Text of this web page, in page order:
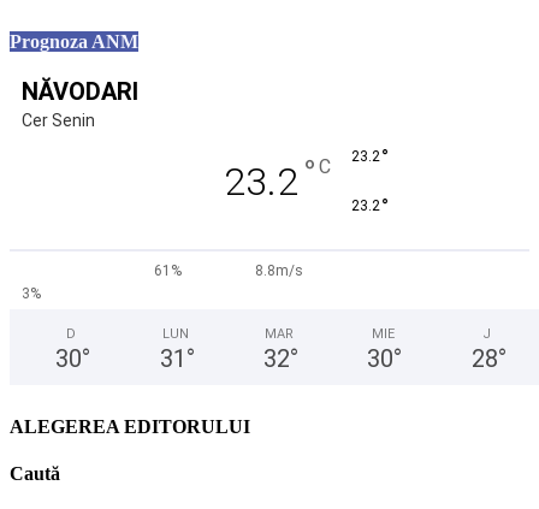
Prognoza ANM
NĂVODARI
Cer Senin
23.2 ° C 23.2°
23.2°
61%
8.8m/s
3%
D
30°
LUN
31 °
MAR
32°
MIE
30°
J
28°
ALEGEREA EDITORULUI
Caută